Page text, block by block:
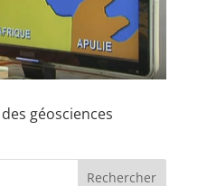
géosciences